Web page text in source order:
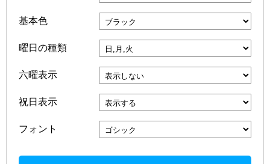
基本色
曜日の種類
六曜表示
祝日表示
フォント